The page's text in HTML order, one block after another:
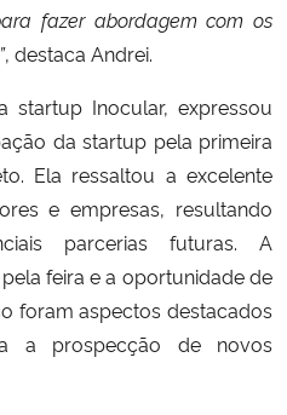
fazer abordagem com os
, destaca Andrei.
startup Inocular, expressou
da startup pela primeira
Ela ressaltou a excelente
e empresas, resultando
parcerias futuras. A
feira e a oportunidade de
foram aspectos destacados
a prospecção de novos